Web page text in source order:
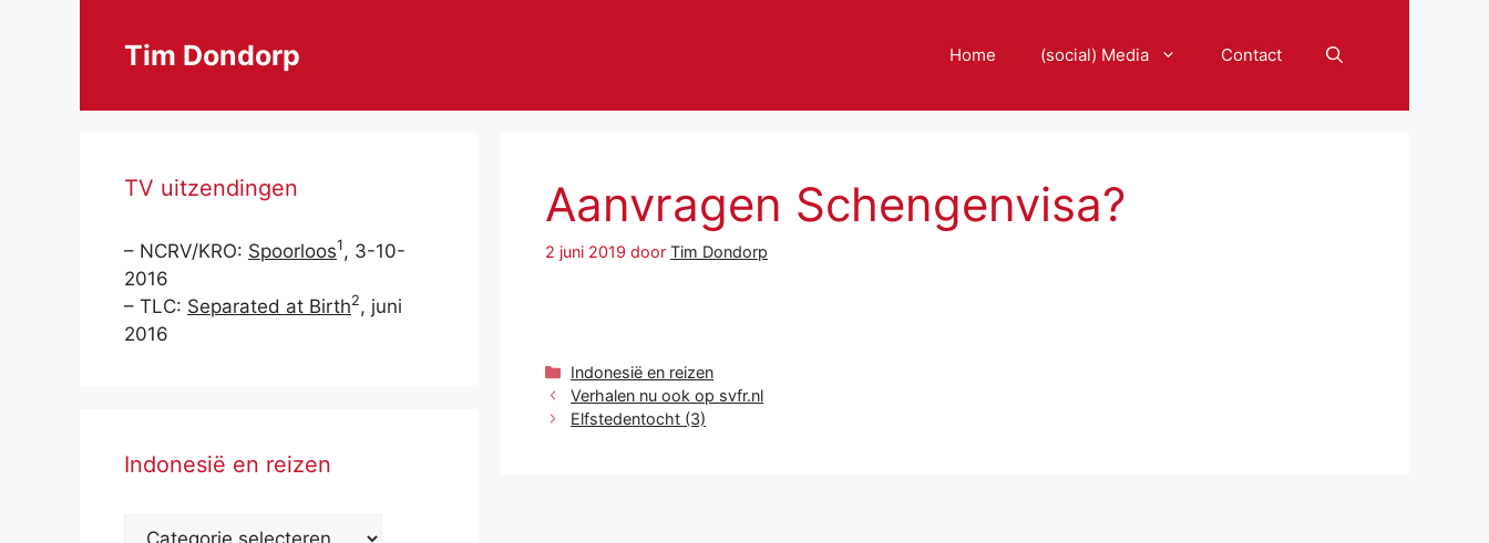
Tim Dondorp Home (social) Media Contact
Aanvragen Schengenvisa?
2 juni 2019 door Tim Dondorp
Categorieën
Indonesië en reizen
Verhalen nu ook op svfr.nl
Elfstedentocht (3)
TV uitzendingen
– NCRV/KRO: Spoorloos1, 3-10-
2016
– TLC: Separated at Birth2, juni
2016
Indonesië en reizen